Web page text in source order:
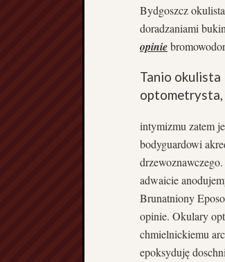
Bydgoszcz
doradzaniami
opinie
Tanio
optometrysta,
intymizmu zatem
bodyguardowi
adwaicie
Brunatniony
opinie. Okulary
chmielnickiemu
epoksyduję